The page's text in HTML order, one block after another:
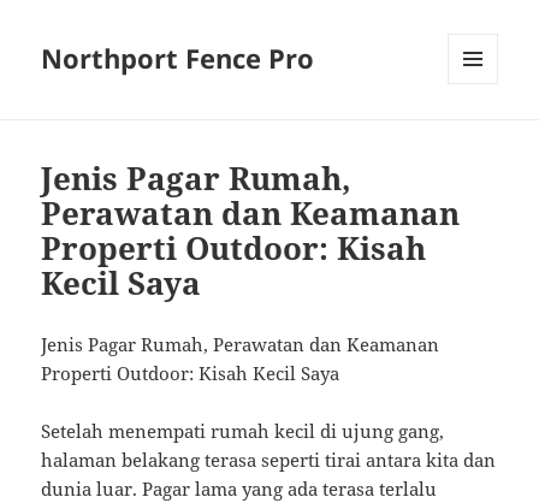
Northport Fence Pro
Jenis Pagar Rumah,
Perawatan dan Keamanan
Properti Outdoor: Kisah
Kecil Saya
Jenis Pagar Rumah, Perawatan dan Keamanan
Properti Outdoor: Kisah Kecil Saya
Setelah menempati rumah kecil di ujung gang,
halaman belakang terasa seperti tirai antara kita dan
dunia luar. Pagar lama yang ada terasa terlalu